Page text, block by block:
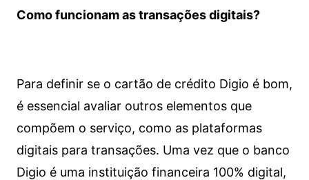
Como funcionam as transações digitais?
Para definir se o cartão de crédito Digio é bom,
é essencial avaliar outros elementos que
compõem o serviço, como as plataformas
digitais para transações. Uma vez que o banco
Digio é uma instituição financeira 100% digital,